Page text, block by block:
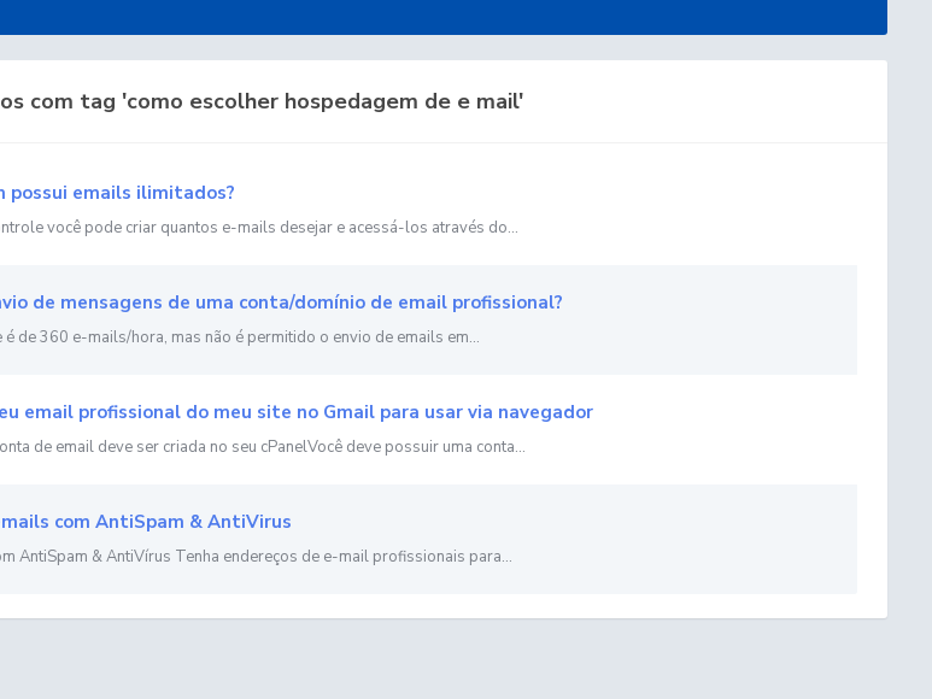
com tag 'como escolher hospedagem de e mail'
possui emails ilimitados?
você pode criar quantos e-mails desejar e acessá-los através do...
de mensagens de uma conta/domínio de email profissional?
de 360 e-mails/hora, mas não é permitido o envio de emails em...
email profissional do meu site no Gmail para usar via navegador
de email deve ser criada no seu cPanelVocê deve possuir uma conta...
com AntiSpam & AntiVirus
AntiSpam & AntiVírus Tenha endereços de e-mail profissionais para...